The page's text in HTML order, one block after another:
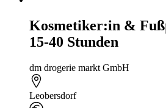
Kosmetiker:in &
15-40 Stunden
dm drogerie markt GmbH
Leobersdorf